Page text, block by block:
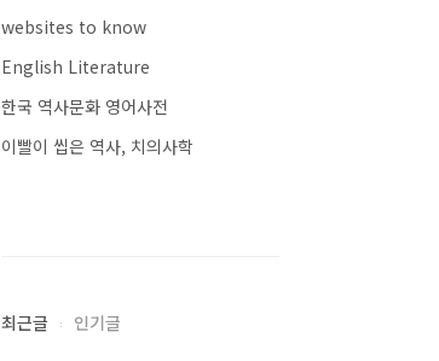
websites to know
English Literature
한국 역사문화 영어사전
이빨이 씹은 역사, 치의사학
최근글 인기글